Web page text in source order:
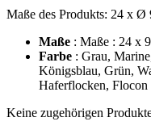
Maße des Produkts: 24 x Ø
Maße : Maße : 24 x
Farbe : Grau,
Königsblau, Grün,
Haferflocken,
Keine zugehörigen